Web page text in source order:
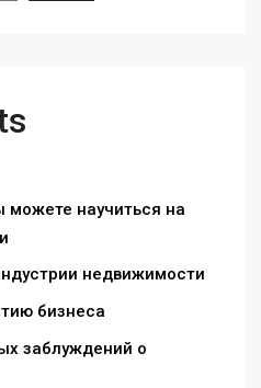
научиться на
недвижимости
бизнеса
заблуждений о